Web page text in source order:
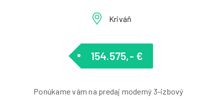
Kriváň
154.575,- €
Ponúkame vám na predaj moderný 3-izbový